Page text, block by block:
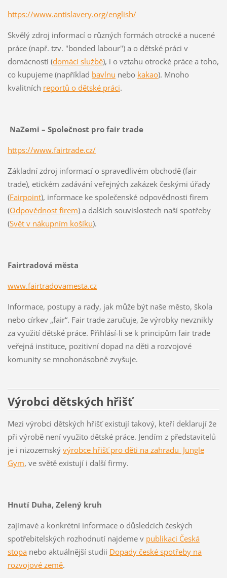
https://www.antislavery.org/english/
Skvělý zdroj informací o různých formách otrocké a nucené
práce (např. tzv. "bonded labour") a o dětské práci v
domácnosti (domácí službě), i o vztahu otrocké práce a toho,
co kupujeme (například bavlnu nebo kakao). Mnoho
kvalitních reportů o dětské práci.
NaZemi – Společnost pro fair trade
https://www.fairtrade.cz/
Základní zdroj informací o spravedlivém obchodě (fair
trade), etickém zadávání veřejných zakázek českými úřady
(Fairpoint), informace ke společenské odpovědnosti firem
(Odpovědnost firem) a dalších souvislostech naší spotřeby
(Svět v nákupním košíku).
Fairtradová města
www.fairtradovamesta.cz
Informace, postupy a rady, jak může být naše město, škola
nebo církev „fair“. Fair trade zaručuje, že výrobky nevznikly
za využití dětské práce. Přihlásí-li se k principům fair trade
veřejná instituce, pozitivní dopad na děti a rozvojové
komunity se mnohonásobně zvyšuje.
Výrobci dětských hřišť
Mezi výrobci dětských hřišť existují takový, kteří deklarují že
při výrobě není využito dětské práce. Jendím z představitelů
je i nizozemský výrobce hřišť pro děti na zahradu Jungle
Gym, ve světě existují i další firmy.
Hnutí Duha, Zelený kruh
zajímavé a konkrétní informace o důsledcích českých
spotřebitelských rozhodnutí najdeme v publikaci Česká
stopanebo aktuálnější studii Dopady české spotřeby na
rozvojové země.